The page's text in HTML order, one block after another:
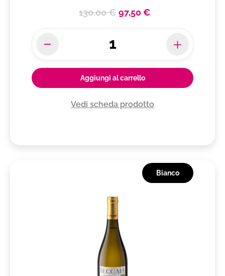
130,00 € 97,50 €
Aggiungi al carrello
Vedi scheda prodotto
Bianco